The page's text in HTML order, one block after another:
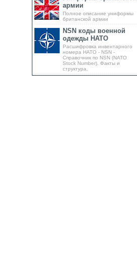
армии
Полное описание униформы
британской армии
NSN коды военной
одежды НАТО
Расшифровка инвентарного
номера НАТО - NSN -
Справочник по NSN (NATO
Stock Number). Факты и
структура.